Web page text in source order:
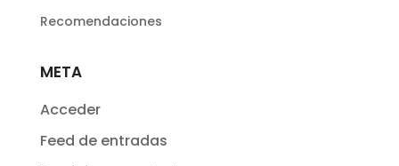
Recomendaciones
META
Acceder
Feed de entradas